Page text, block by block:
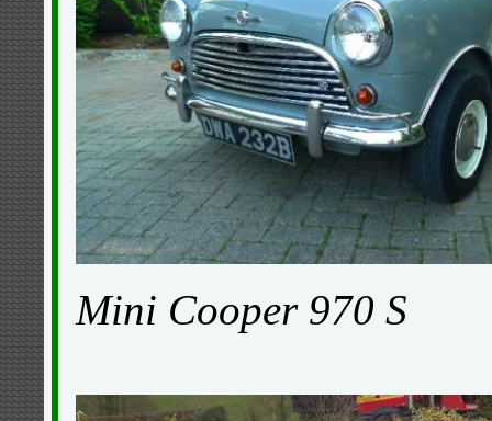
Mini Cooper 970 S